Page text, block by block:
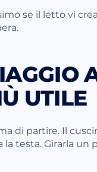
se il letto vi
UTILE
di partire. Il
testa. Girarla